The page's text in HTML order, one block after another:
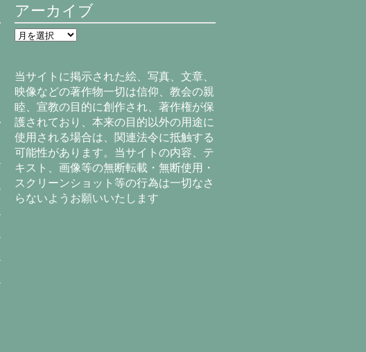
アーカイブ
ア
ー
ブ
当サイトに掲示された絵、写真、文章、
映像などの著作物一切は信仰、教会の親
睦、宣教の目的に創作され、著作権が保
護されており、本来の目的以外の用途に
使用される場合は、関連法令に抵触する
可能性があります。当サイトの内容、テ
キスト、画像等の無断転載・無断使用・
スクリーンショット等の行為は一切なさ
らないようお願いいたします